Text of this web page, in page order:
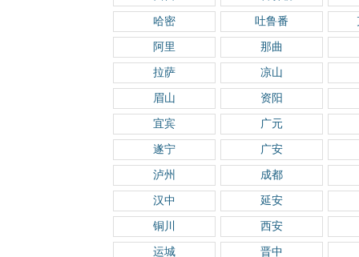
哈密 吐鲁番
阿里 那曲
拉萨 凉山
眉山 资阳
宜宾 广元
遂宁 广安
泸州 成都
汉中 延安
铜川 西安
运城 晋中